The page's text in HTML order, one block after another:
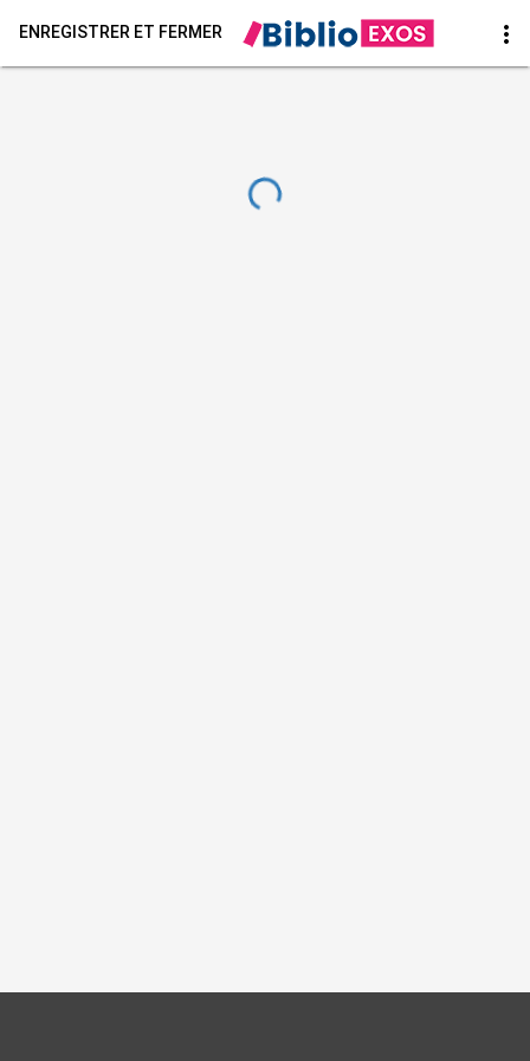
ENREGISTRER ET FERMER more_vert